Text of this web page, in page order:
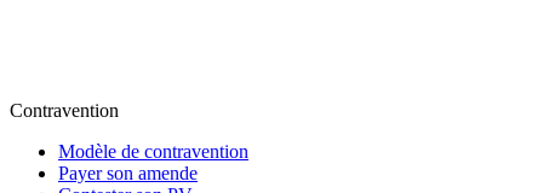
Contravention
Modèle de contravention
Payer son amende